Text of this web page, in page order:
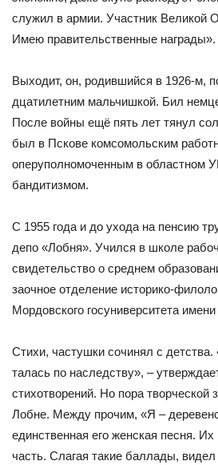
служил в ар­мии. Участник Великой
Имею правитель­ственные награды».
Выходит, он, родившийся в 1926-м,
дцатилетним мальчишкой. Бил
По­сле войны ещё пять лет тянул
был в Пскове комсомольским
оперуполно­моченным в областном
бандитизмом.
С 1955 года и до ухода на пенсию
де­по «Лобня». Учился в школе
свиде­тельство о среднем
заочное отделение историко-
Мордовского госуниверситета
Стихи, частушки сочинял с
талась по наследству», –
стихотво­рений. Но пора творческой
Лобне. Между прочим, «Я –
единственная его женская пес­ня.
часть. Слагая такие баллады,